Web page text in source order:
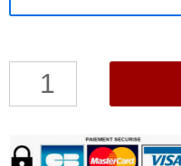
quantité
Fiat